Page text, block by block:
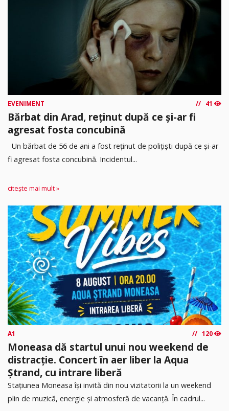
EVENIMENT 41
Bărbat din Arad, reținut după ce și-ar fi
agresat fosta concubină
Un bărbat de 56 de ani a fost reținut de polițiști după ce și-ar
fi agresat fosta concubină. Incidentul...
citește mai mult »
A1 120
Moneasa dă startul unui nou weekend de
distracție. Concert în aer liber la Aqua
Ștrand, cu intrare liberă
Stațiunea Moneasa își invită din nou vizitatorii la un weekend
plin de muzică, energie și atmosferă de vacanță. În cadrul...